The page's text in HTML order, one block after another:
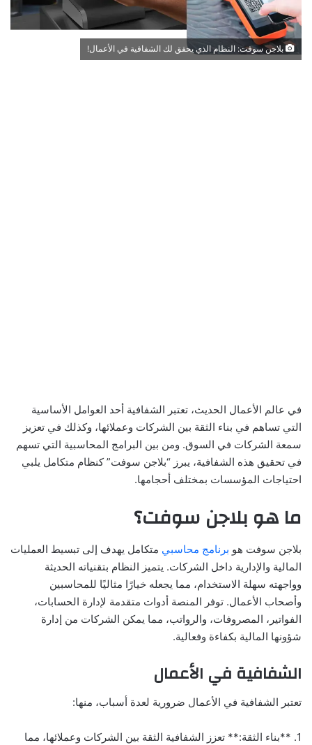
بلاجن سوفت: النظام الذي يحقق لك الشفافية في الأعمال!
في عالم الأعمال الحديث، تعتبر الشفافية أحد العوامل الأساسية
التي تساهم في بناء الثقة بين الشركات وعملائها، وكذلك في تعزيز
سمعة الشركات في السوق. ومن بين البرامج المحاسبية التي تسهم
في تحقيق هذه الشفافية، يبرز “بلاجن سوفت” كنظام متكامل يلبي
احتياجات المؤسسات بمختلف أحجامها.
ما هو بلاجن سوفت؟
بلاجن سوفت هو برنامج محاسبي متكامل يهدف إلى تبسيط العمليات
المالية والإدارية داخل الشركات. يتميز النظام بتقنياته الحديثة
وواجهته سهلة الاستخدام، مما يجعله خيارًا مثاليًا للمحاسبين
وأصحاب الأعمال. توفر المنصة أدوات متقدمة لإدارة الحسابات،
الفواتير، المصروفات، والرواتب، مما يمكن الشركات من إدارة
شؤونها المالية بكفاءة وفعالية.
الشفافية في الأعمال
تعتبر الشفافية في الأعمال ضرورية لعدة أسباب، منها:
1. **بناء الثقة:** تعزز الشفافية الثقة بين الشركات وعملائها، مما